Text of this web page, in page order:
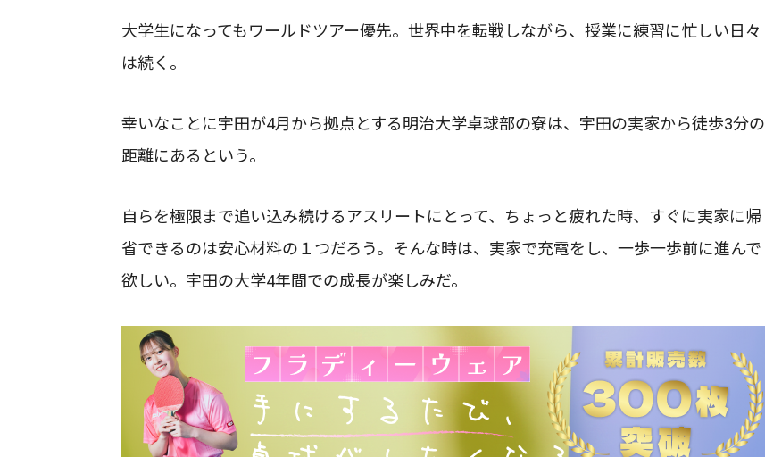
大学生になってもワールドツアー優先。世界中を転戦しながら、授業に練習に忙しい日々
は続く。
幸いなことに宇田が4月から拠点とする明治大学卓球部の寮は、宇田の実家から徒歩3分の
距離にあるという。
自らを極限まで追い込み続けるアスリートにとって、ちょっと疲れた時、すぐに実家に帰
省できるのは安心材料の１つだろう。そんな時は、実家で充電をし、一歩一歩前に進んで
欲しい。宇田の大学4年間での成長が楽しみだ。